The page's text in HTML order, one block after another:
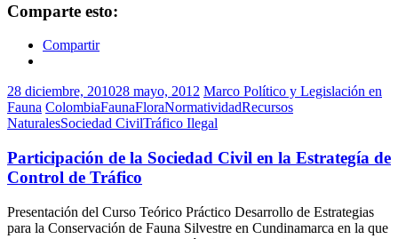
Comparte esto:
Compartir
28 diciembre, 201028 mayo, 2012 Marco Político y Legislación en
Fauna ColombiaFaunaFloraNormatividadRecursos
NaturalesSociedad CivilTráfico Ilegal
Participación de la Sociedad Civil en la Estrategía de
Control de Tráfico
Presentación del Curso Teórico Práctico Desarrollo de Estrategias
para la Conservación de Fauna Silvestre en Cundinamarca en la que